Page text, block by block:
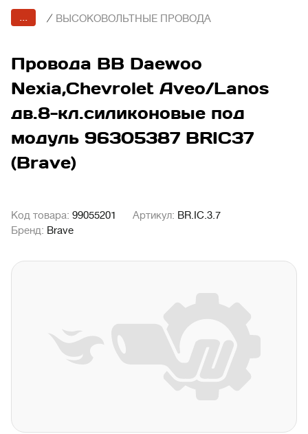
... / ВЫСОКОВОЛЬТНЫЕ ПРОВОДА
Провода ВВ Daewoo
Nexia,Chevrolet Aveo/Lanos
дв.8-кл.силиконовые под
модуль 96305387 BRIC37
(Brave)
Код товара: 99055201 Артикул: BR.IC.3.7
Бренд: Brave